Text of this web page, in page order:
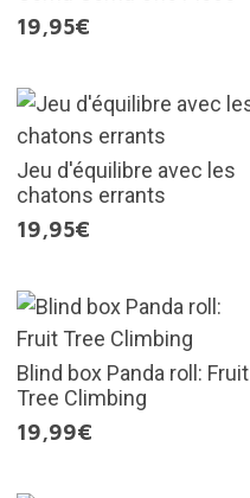
19,95€
Jeu d'équilibre avec les
chatons errants
19,95€
Blind box Panda roll: Fruit
Tree Climbing
19,99€